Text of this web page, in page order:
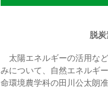
脱
太陽エネルギーの活用な
みについて、自然エネルギ
命環境農学科の田川公太朗